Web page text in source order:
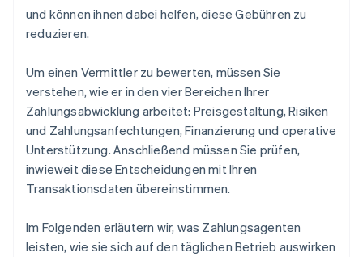
und können ihnen dabei helfen, diese Gebühren zu
reduzieren.
Um einen Vermittler zu bewerten, müssen Sie
verstehen, wie er in den vier Bereichen Ihrer
Zahlungsabwicklung arbeitet: Preisgestaltung, Risiken
und Zahlungsanfechtungen, Finanzierung und operative
Unterstützung. Anschließend müssen Sie prüfen,
inwieweit diese Entscheidungen mit Ihren
Transaktionsdaten übereinstimmen.
Im Folgenden erläutern wir, was Zahlungsagenten
leisten, wie sie sich auf den täglichen Betrieb auswirken